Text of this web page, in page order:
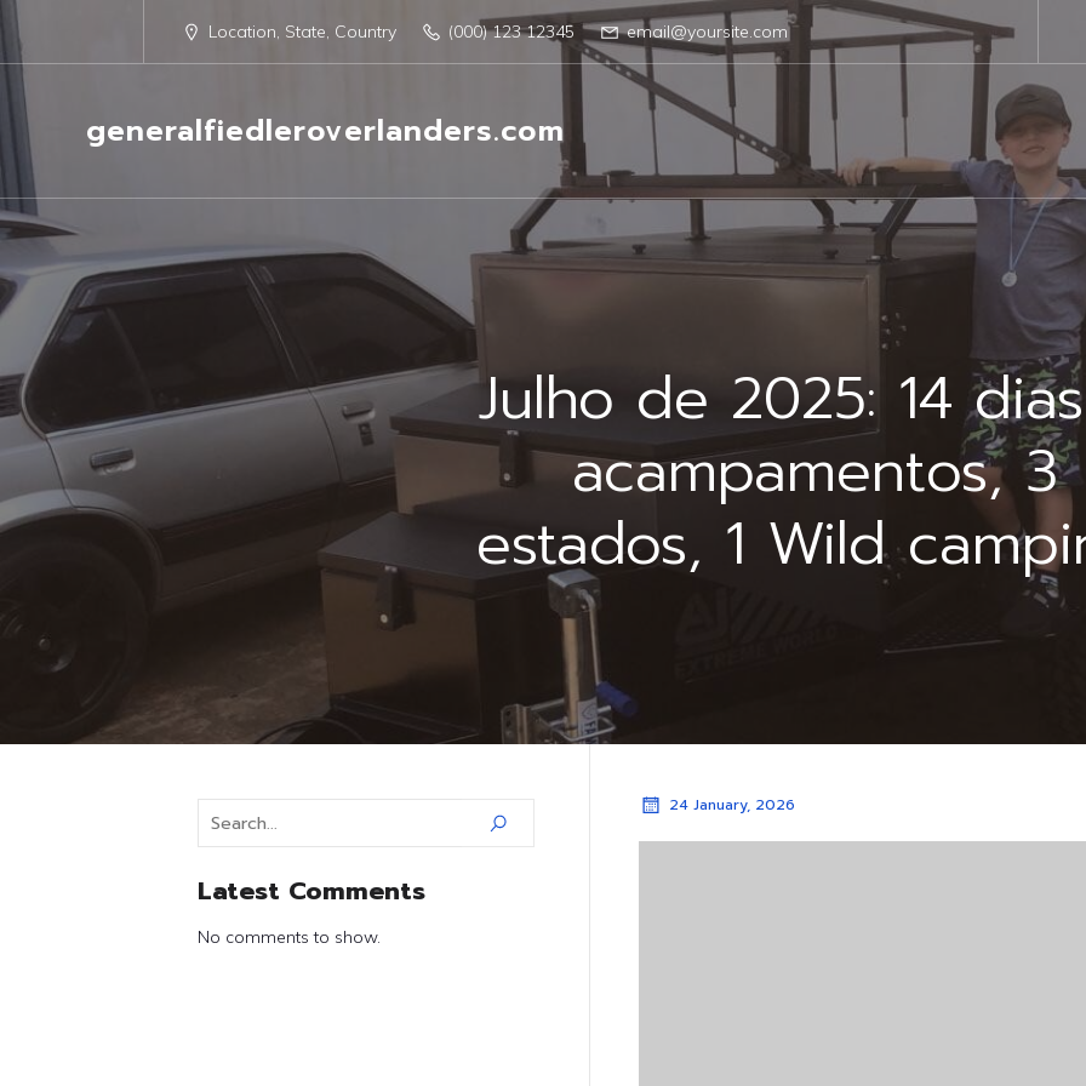
Location, State, Country (000) 123 12345 email@yoursite.com
generalfiedleroverlanders.com
Julho de 2025: 14
acampamentos, 3
estados, 1 Wild
Latest Comments
No comments to show.
24 January, 2026